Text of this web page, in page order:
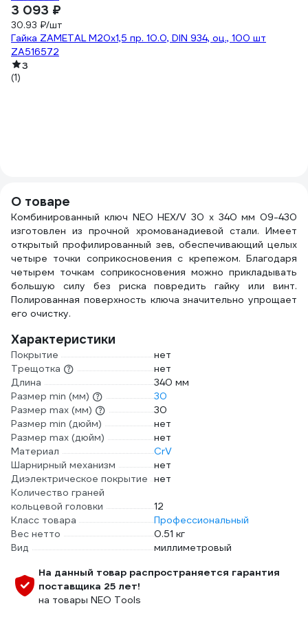
3 093 ₽
30.93 ₽/шт
Гайка ZAMETAL М20х1,5 пр. 10.0, DIN 934, оц., 100 шт
ZA516572
3
(1)
О товаре
Комбинированный ключ NEO HEX/V 30 x 340 мм 09-430
изготовлен из прочной хромованадиевой стали. Имеет
открытый профилированный зев, обеспечивающий целых
четыре точки соприкосновения с крепежом. Благодаря
четырем точкам соприкосновения можно прикладывать
большую силу без риска повредить гайку или винт.
Полированная поверхность ключа значительно упрощает
его очистку.
Характеристики
Покрытие
нет
Трещотка
нет
Длина
340 мм
Размер min (мм)
30
Размер max (мм)
30
Размер min (дюйм)
нет
Размер max (дюйм)
нет
Материал
CrV
Шарнирный механизм
нет
Диэлектрическое покрытие нет
Количество граней
кольцевой головки
12
Класс товара
Профессиональный
Вес нетто
0.51 кг
Вид
миллиметровый
На данный товар распространяется гарантия
поставщика 25 лет!
на товары NEO Tools